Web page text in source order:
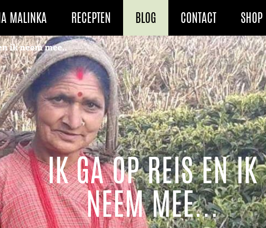
MALINKA RECEPTEN BLOG CONTACT SHOP
ik neem mee..
IK GA OP REIS EN IK
NEEM MEE...